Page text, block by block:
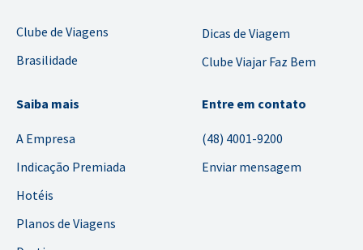
Clube de Viagens
Brasilidade
Dicas de Viagem
Clube Viajar Faz Bem
Saiba mais
A Empresa
Indicação Premiada
Hotéis
Planos de Viagens
Entre em contato
(48) 4001-9200
Enviar mensagem